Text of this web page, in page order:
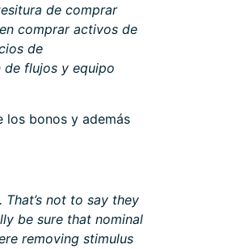
de comprar
comprar activos de
de
de flujos y equipo
los bonos y además
not to say they
be sure that nominal
removing stimulus